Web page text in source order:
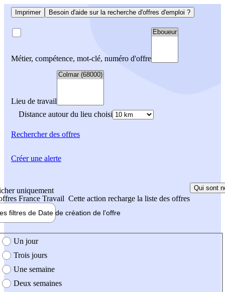
Imprimer Besoin d'aide sur la recherche d'offres d'emploi ?
Métier, compétence, mot-clé, numéro d'offre
Lieu de travail
Distance autour du lieu choisi
Rechercherdes offres
uniquement
France Travail Cette action recharge la liste des offres
Qui sont
filtres de Date de création de l'offre
création de l'offre
Un jour
Trois jours
Une semaine
Deux semaines
Créer une alerte